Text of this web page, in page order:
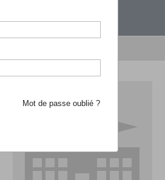
recherche d'école
Mot de passe oublié ?